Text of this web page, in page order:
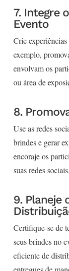
7. Integre
Evento
Crie
exemplo,
envolvam os
ou área de
8.
Use as redes
brindes e gerar
encoraje os
suas redes
9. Planeje
Certifique-se de
seus brindes no
eficiente de